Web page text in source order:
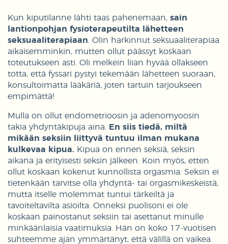
Kun kiputilanne lähti taas pahenemaan, sain
lantionpohjan fysioterapeutilta lähetteen
seksuaaliterapiaan . Olin harkinnut seksuaaliterapiaa
aikaisemminkin, mutten ollut päässyt koskaan
toteutukseen asti. Oli melkein liian hyvää ollakseen
totta, että fyssari pystyi tekemään lähetteen suoraan,
konsultoimatta lääkäriä, joten tartuin tarjoukseen
empimättä!
Mulla on ollut endometrioosin ja adenomyoosin
takia yhdyntäkipuja aina.
En siis tiedä, miltä
mikään seksiin liittyvä tuntuu ilman mukana
kulkevaa kipua. Kipua on ennen seksiä, seksin
aikana ja erityisesti seksin jälkeen. Koin myös, etten
ollut koskaan kokenut kunnollista orgasmia. Seksin ei
tietenkään tarvitse olla yhdyntä- tai orgasmikeskeistä,
mutta itselle molemmat tuntui tärkeiltä ja
tavoiteltavilta asioilta. Onneksi puolisoni ei ole
koskaan painostanut seksiin tai asettanut minulle
minkäänlaisia vaatimuksia. Hän on koko 17-vuotisen
suhteemme ajan ymmärtänyt, että välillä on vaikea